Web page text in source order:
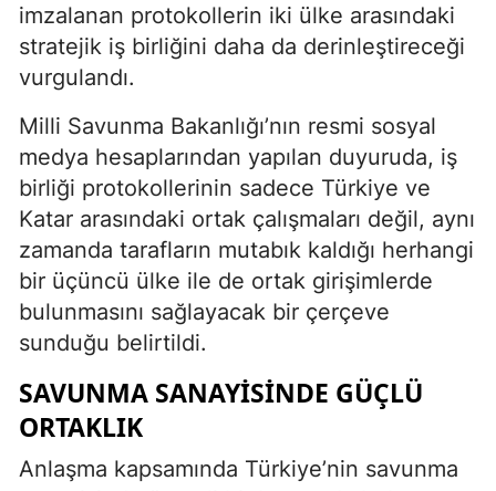
imzalanan protokollerin iki ülke arasındaki
stratejik iş birliğini daha da derinleştireceği
vurgulandı.
Milli Savunma Bakanlığı’nın resmi sosyal
medya hesaplarından yapılan duyuruda, iş
birliği protokollerinin sadece Türkiye ve
Katar arasındaki ortak çalışmaları değil, aynı
zamanda tarafların mutabık kaldığı herhangi
bir üçüncü ülke ile de ortak girişimlerde
bulunmasını sağlayacak bir çerçeve
sunduğu belirtildi.
SAVUNMA SANAYISINDE GÜÇLÜ
ORTAKLIK
Anlaşma kapsamında Türkiye’nin savunma